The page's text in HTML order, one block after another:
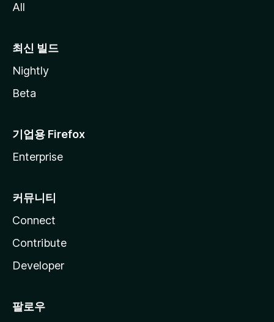
All
최신 빌드
Nightly
Beta
기업용 Firefox
Enterprise
커뮤니티
Connect
Contribute
Developer
팔로우